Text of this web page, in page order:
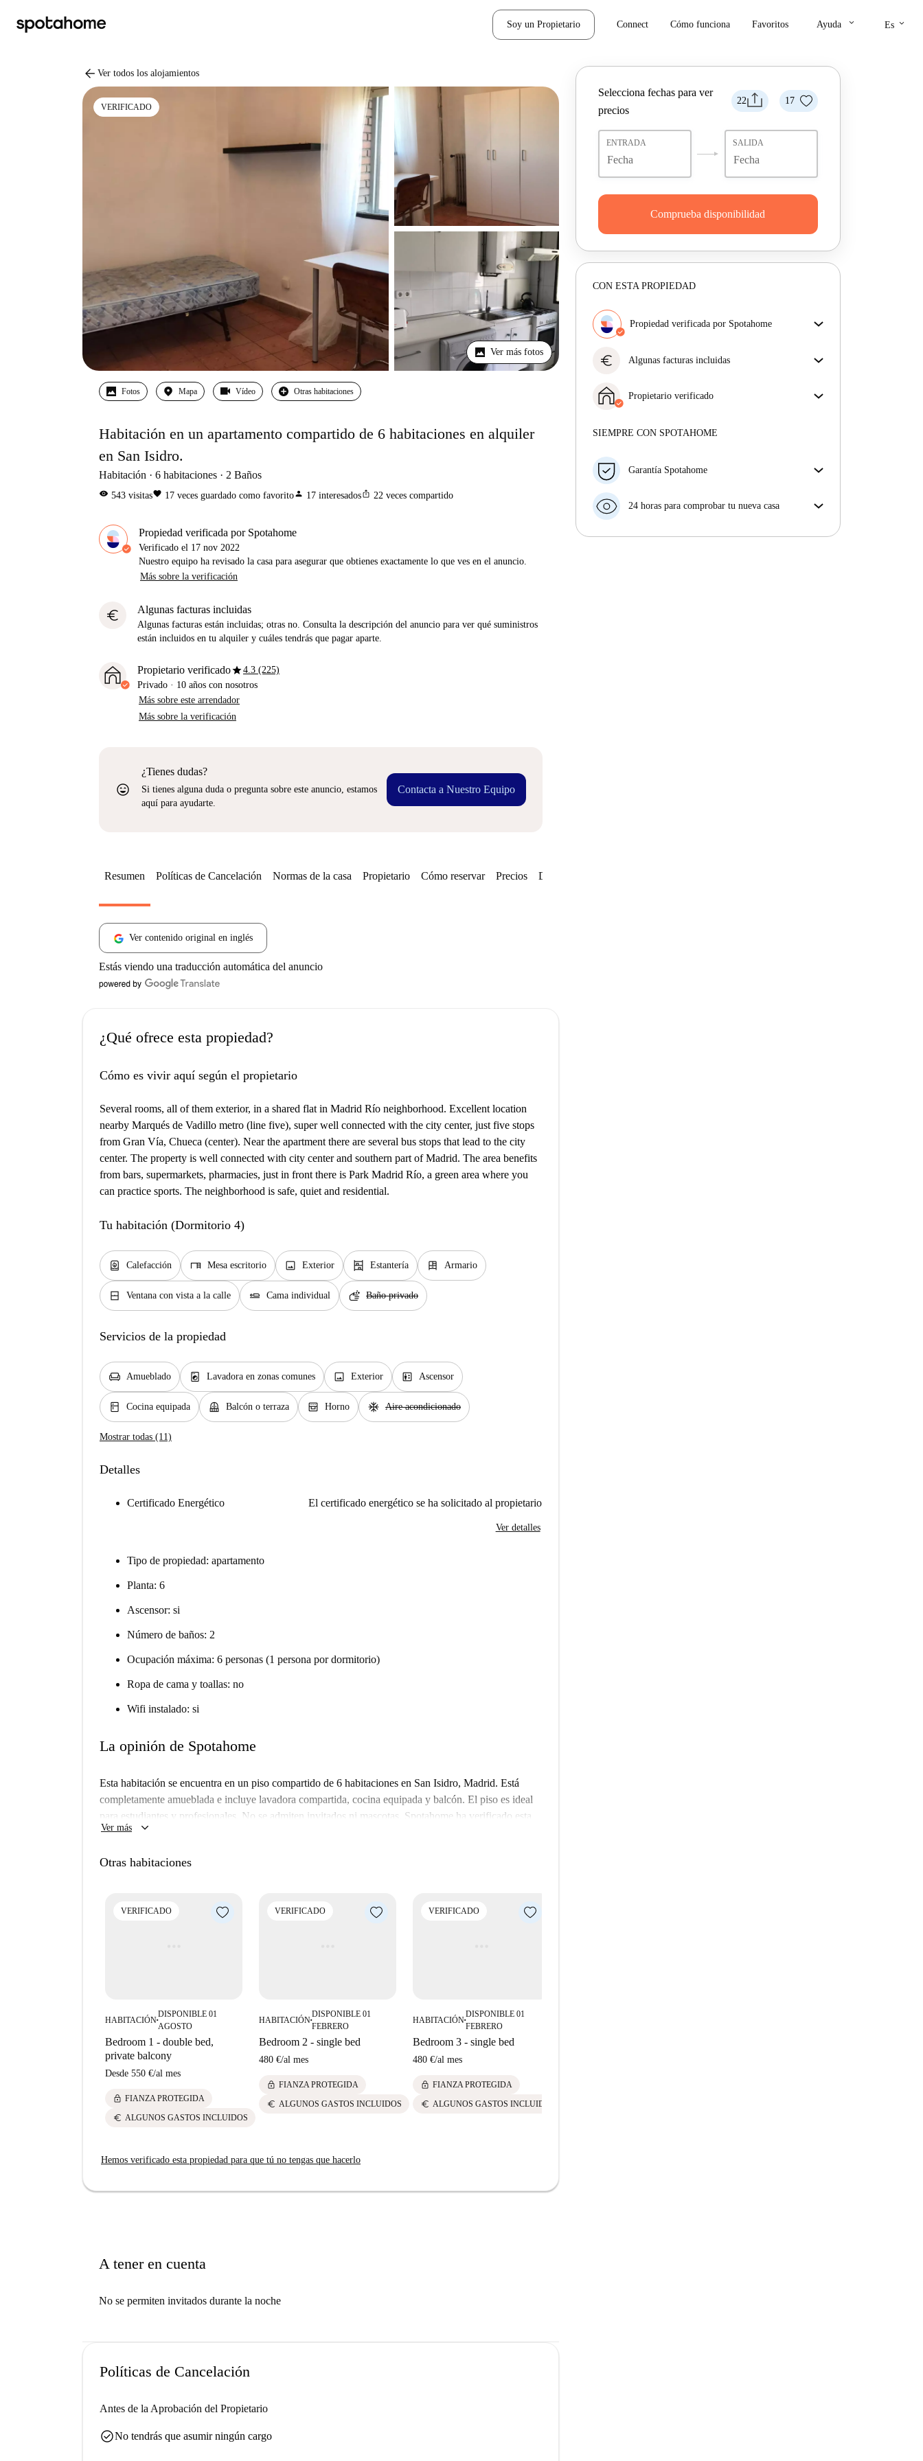
Soy un Propietario Connect Cómo funciona Favoritos Ayuda keyboard_arrow_down Es keyboard_arrow_down
arrow_back Ver todos los alojamientos
VERIFICADO
Ver más fotos
Fotos Mapa Vídeo Otras habitaciones
Habitación en un apartamento compartido de 6 habitaciones en alquiler
en San Isidro.
Habitación 6 habitaciones 2 Baños
visibility 543 visitasfavorite 17 veces guardado como favoritoperson 17 interesadosios_share 22 veces compartido
Propiedad verificada por Spotahome
Verificado el 17 nov 2022
Nuestro equipo ha revisado la casa para asegurar que obtienes exactamente lo que ves en el anuncio.
Más sobre la verificación
euro Algunas facturas incluidas
Algunas facturas están incluidas; otras no. Consulta la descripción del anuncio para ver qué suministros
están incluidos en tu alquiler y cuáles tendrás que pagar aparte.
Propietario verificadostar4.3 (225)
Privado · 10 años con nosotros
Más sobre este arrendador
Más sobre la verificación
sentiment_very_satisfied
¿Tienes dudas?
Si tienes alguna duda o pregunta sobre este anuncio, estamos
aquí para ayudarte.
Contacta a Nuestro Equipo
22 17
Selecciona fechas para ver
precios
ENTRADA SALIDA
Comprueba disponibilidad
CON ESTA PROPIEDAD
Propiedad verificada por Spotahome
obtienes exactamente lo que ves en el anuncio.
euro Algunas facturas incluidas
la descripción del anuncio para ver qué suministros
están incluidos en tu alquiler y cuáles tendrás que
Propietario verificado
Más sobre este arrendador
SIEMPRE CON SPOTAHOME
Garantía Spotahome
horas previas a la fecha de entrada, Spotahome A) te
el hotel hasta que encuentres nueva casa o B) te hará
24 horas para comprobar tu nueva casa
Resumen Políticas de Cancelación Normas de la casa Propietario Cómo reservar Precios Disponibilidades
Ver contenido original en inglés
Estás viendo una traducción automática del anuncio
¿Qué ofrece esta propiedad?
Cómo es vivir aquí según el propietario
Several rooms, all of them exterior, in a shared flat in Madrid Río neighborhood. Excellent location
nearby Marqués de Vadillo metro (line five), super well connected with the city center, just five stops
from Gran Vía, Chueca (center). Near the apartment there are several bus stops that lead to the city
center. The property is well connected with city center and southern part of Madrid. The area benefits
from bars, supermarkets, pharmacies, just in front there is Park Madrid Río, a green area where you
can practice sports. The neighborhood is safe, quiet and residential.
Tu habitación (Dormitorio 4)
water_heater Calefacción desk Mesa escritorio image Exterior shelves Estantería dresser Armario
window_closed Ventana con vista a la calle airline_seat_flat Cama individual soap Baño privado
Servicios de la propiedad
chair Amueblado local_laundry_service Lavadora en zonas comunes image Exterior elevator Ascensor
kitchen Cocina equipada balcony Balcón o terraza oven_gen Horno ac_unit Aire acondicionado
Mostrar todas (11)
Detalles
Certificado Energético El certificado energético se ha solicitado al propietario
Ver detalles
Tipo de propiedad: apartamento
Planta: 6
Ascensor: si
Número de baños: 2
Ocupación máxima: 6 personas (1 persona por dormitorio)
Ropa de cama y toallas: no
Wifi instalado: si
La opinión de Spotahome
Esta habitación se encuentra en un piso compartido de 6 habitaciones en San Isidro, Madrid. Está
completamente amueblada e incluye lavadora compartida, cocina equipada y balcón. El piso es ideal
para estudiantes y profesionales. No se admiten invitados ni mascotas. Spotahome ha verificado esta
propiedad para garantizar la exactitud de la información y la fiabilidad del anuncio.
San Isidro es una zona residencial con fácil acceso a diversos puntos de interés. En las inmediaciones,
Montes, todos a poca distancia a pie. El supermercado Ahorramás está cerca, lo que facilita la compra
Ver más keyboard_arrow_down
Otras habitaciones
VERIFICADO
HABITACIÓN■
DISPONIBLE 01
AGOSTO
Bedroom 1 - double bed,
private balcony
Desde 550 €/al mes
lock FIANZA PROTEGIDA
euro ALGUNOS GASTOS INCLUIDOS
VERIFICADO
HABITACIÓN■
DISPONIBLE 01
FEBRERO
Bedroom 2 - single bed
480 €/al mes
lock FIANZA PROTEGIDA
euro ALGUNOS GASTOS INCLUIDOS
VERIFICADO
HABITACIÓN■
DISPONIBLE 01
FEBRERO
Bedroom 3 - single bed
480 €/al mes
lock FIANZA PROTEGIDA
euro ALGUNOS GASTOS INCLUIDOS
Hemos verificado esta propiedad para que tú no tengas que hacerlo
A tener en cuenta
No se permiten invitados durante la noche
Políticas de Cancelación
Antes de la Aprobación del Propietario
check_circleNo tendrás que asumir ningún cargo